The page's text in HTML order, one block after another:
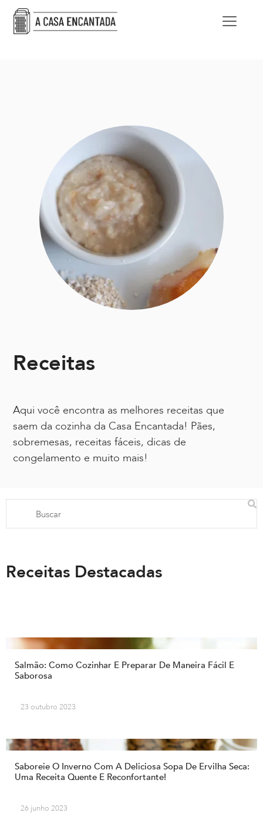
Receitas
Aqui você encontra as melhores receitas que
saem da cozinha da Casa Encantada! Pães,
sobremesas, receitas fáceis, dicas de
congelamento e muito mais!
Receitas Destacadas
Salmão: Como Cozinhar E Preparar De Maneira Fácil E
Saborosa
23 outubro 2023
Saboreie O Inverno Com A Deliciosa Sopa De Ervilha Seca:
Uma Receita Quente E Reconfortante!
26 junho 2023